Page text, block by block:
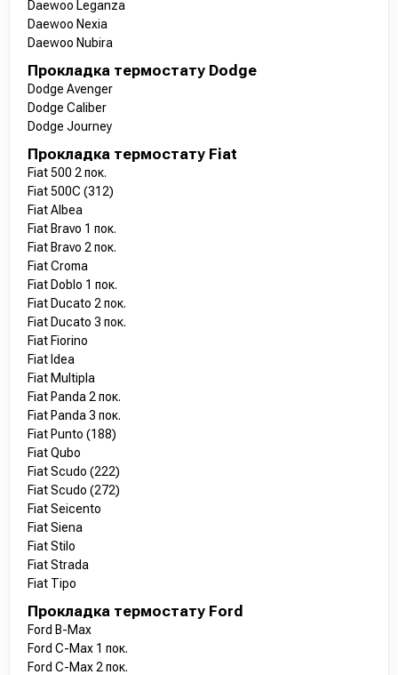
Daewoo Leganza
Daewoo Nexia
Daewoo Nubira
Прокладка термостату Dodge
Dodge Avenger
Dodge Caliber
Dodge Journey
Прокладка термостату Fiat
Fiat 500 2 пок.
Fiat 500C (312)
Fiat Albea
Fiat Bravo 1 пок.
Fiat Bravo 2 пок.
Fiat Croma
Fiat Doblo 1 пок.
Fiat Ducato 2 пок.
Fiat Ducato 3 пок.
Fiat Fiorino
Fiat Idea
Fiat Multipla
Fiat Panda 2 пок.
Fiat Panda 3 пок.
Fiat Punto (188)
Fiat Qubo
Fiat Scudo (222)
Fiat Scudo (272)
Fiat Seicento
Fiat Siena
Fiat Stilo
Fiat Strada
Fiat Tipo
Прокладка термостату Ford
Ford B-Max
Ford C-Max 1 пок.
Ford C-Max 2 пок.